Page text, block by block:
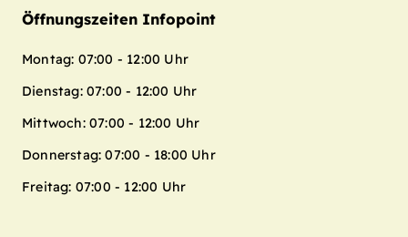
Öffnungszeiten Infopoint
Montag: 07:00 - 12:00 Uhr
Dienstag: 07:00 - 12:00 Uhr
Mittwoch: 07:00 - 12:00 Uhr
Donnerstag: 07:00 - 18:00 Uhr
Freitag: 07:00 - 12:00 Uhr